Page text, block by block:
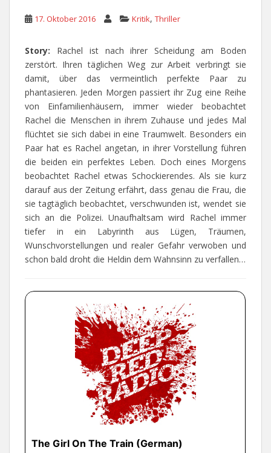
17. Oktober 2016 Kritik, Thriller
Story: Rachel ist nach ihrer Scheidung am Boden
zerstört. Ihren täglichen Weg zur Arbeit verbringt sie
damit, über das vermeintlich perfekte Paar zu
phantasieren. Jeden Morgen passiert ihr Zug eine Reihe
von Einfamilienhäusern, immer wieder beobachtet
Rachel die Menschen in ihrem Zuhause und jedes Mal
flüchtet sie sich dabei in eine Traumwelt. Besonders ein
Paar hat es Rachel angetan, in ihrer Vorstellung führen
die beiden ein perfektes Leben. Doch eines Morgens
beobachtet Rachel etwas Schockierendes. Als sie kurz
darauf aus der Zeitung erfährt, dass genau die Frau, die
sie tagtäglich beobachtet, verschwunden ist, wendet sie
sich an die Polizei. Unaufhaltsam wird Rachel immer
tiefer in ein Labyrinth aus Lügen, Träumen,
Wunschvorstellungen und realer Gefahr verwoben und
schon bald droht die Heldin dem Wahnsinn zu verfallen…